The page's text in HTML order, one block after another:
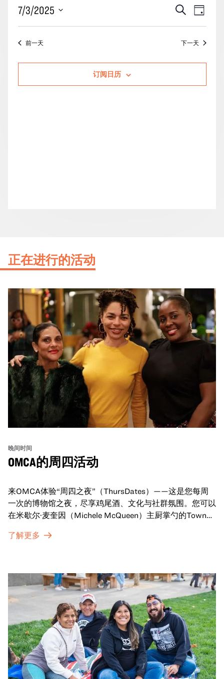
月
3
日
动
活
动
搜
索
和
搜
事
件
视
导
天
7/3/2025
日
前一天 下一天
订阅日历
正在进行的活动
晚间时间
OMCA的周四活动
来OMCA体验“周四之夜”（ThursDates）——这是您每周
一次的博物馆之夜，尽享鸡尾酒、文化与社群氛围。您可以
在米歇尔·麦奎因（Michele McQueen）主厨掌勺的Town
探索那些在夜幕下焕发活力的展厅，那里将呈现快闪表演、
了解更多